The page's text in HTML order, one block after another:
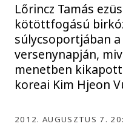
Lőrincz Tamás
kötöttfogású
súlycsoportjában
versenynapján,
menetben
koreai Kim Hjeon
2012. AUGUSZTUS 7.